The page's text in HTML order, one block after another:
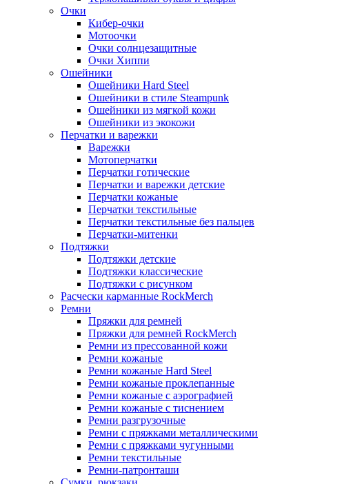
Очки
Кибер-очки
Мотоочки
Очки солнцезащитные
Очки Хиппи
Ошейники
Ошейники Hard Steel
Ошейники в стиле Steampunk
Ошейники из мягкой кожи
Ошейники из экокожи
Перчатки и варежки
Варежки
Мотоперчатки
Перчатки готические
Перчатки и варежки детские
Перчатки кожаные
Перчатки текстильные
Перчатки текстильные без пальцев
Перчатки-митенки
Подтяжки
Подтяжки детские
Подтяжки классические
Подтяжки с рисунком
Расчески карманные RockMerch
Ремни
Пряжки для ремней
Пряжки для ремней RockMerch
Ремни из прессованной кожи
Ремни кожаные
Ремни кожаные Hard Steel
Ремни кожаные проклепанные
Ремни кожаные с аэрографией
Ремни кожаные с тиснением
Ремни разгрузочные
Ремни с пряжками металлическими
Ремни с пряжками чугунными
Ремни текстильные
Ремни-патронташи